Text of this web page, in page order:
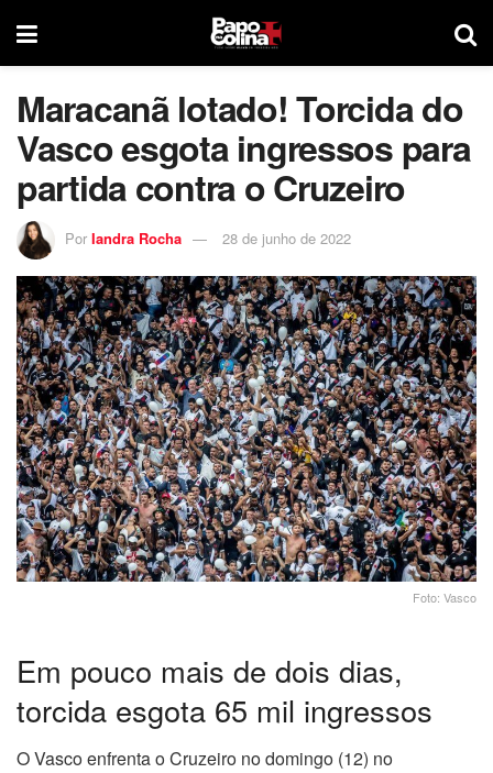
Maracanã lotado! Torcida do
Vasco esgota ingressos para
partida contra o Cruzeiro
Por Iandra Rocha 28 de junho de 2022
Foto: Vasco
Em pouco mais de dois dias,
torcida esgota 65 mil ingressos
O Vasco enfrenta o Cruzeiro no domingo (12) no